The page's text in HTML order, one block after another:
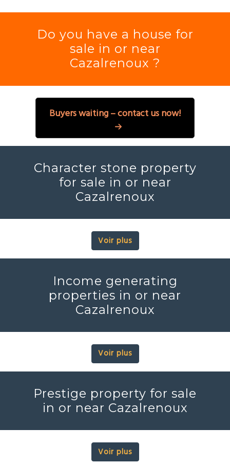
Do you have a house for
sale in or near
Cazalrenoux ?
Buyers waiting – contact us now!
Character stone property
for sale in or near
Cazalrenoux
Voir plus
Income generating
properties in or near
Cazalrenoux
Voir plus
Prestige property for sale
in or near Cazalrenoux
Voir plus